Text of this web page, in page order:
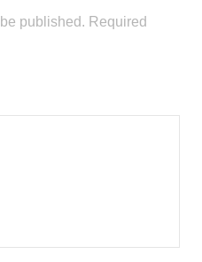
published. Required